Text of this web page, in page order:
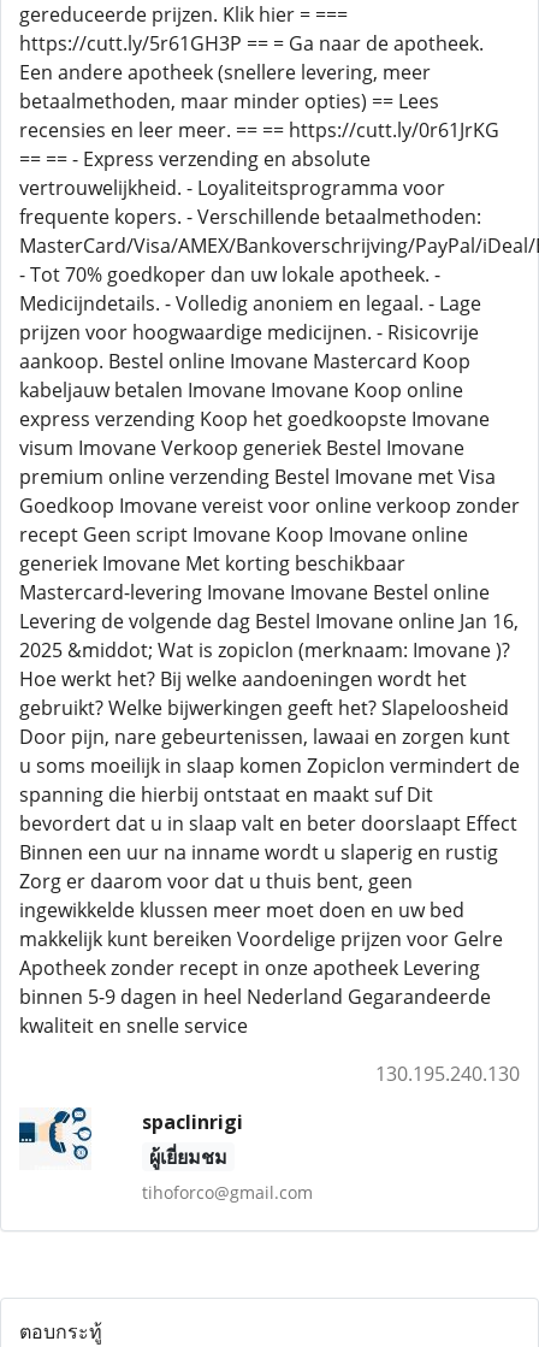
gereduceerde prijzen. Klik hier = ===
https://cutt.ly/5r61GH3P == = Ga naar de apotheek.
Een andere apotheek (snellere levering, meer
betaalmethoden, maar minder opties) == Lees
recensies en leer meer. == == https://cutt.ly/0r61JrKG
== == - Express verzending en absolute
vertrouwelijkheid. - Loyaliteitsprogramma voor
frequente kopers. - Verschillende betaalmethoden:
MasterCard/Visa/AMEX/Bankoverschrijving/PayPal/
- Tot 70% goedkoper dan uw lokale apotheek. -
Medicijndetails. - Volledig anoniem en legaal. - Lage
prijzen voor hoogwaardige medicijnen. - Risicovrije
aankoop. Bestel online Imovane Mastercard Koop
kabeljauw betalen Imovane Imovane Koop online
express verzending Koop het goedkoopste Imovane
visum Imovane Verkoop generiek Bestel Imovane
premium online verzending Bestel Imovane met Visa
Goedkoop Imovane vereist voor online verkoop zonder
recept Geen script Imovane Koop Imovane online
generiek Imovane Met korting beschikbaar
Mastercard-levering Imovane Imovane Bestel online
Levering de volgende dag Bestel Imovane online Jan 16,
2025 &middot; Wat is zopiclon (merknaam: Imovane )?
Hoe werkt het? Bij welke aandoeningen wordt het
gebruikt? Welke bijwerkingen geeft het? Slapeloosheid
Door pijn, nare gebeurtenissen, lawaai en zorgen kunt
u soms moeilijk in slaap komen Zopiclon vermindert de
spanning die hierbij ontstaat en maakt suf Dit
bevordert dat u in slaap valt en beter doorslaapt Effect
Binnen een uur na inname wordt u slaperig en rustig
Zorg er daarom voor dat u thuis bent, geen
ingewikkelde klussen meer moet doen en uw bed
makkelijk kunt bereiken Voordelige prijzen voor Gelre
Apotheek zonder recept in onze apotheek Levering
binnen 5-9 dagen in heel Nederland Gegarandeerde
kwaliteit en snelle service
130.195.240.130
spaclinrigi
ผู้เยี่ยมชม
tihoforco@gmail.com
ตอบกระทู้